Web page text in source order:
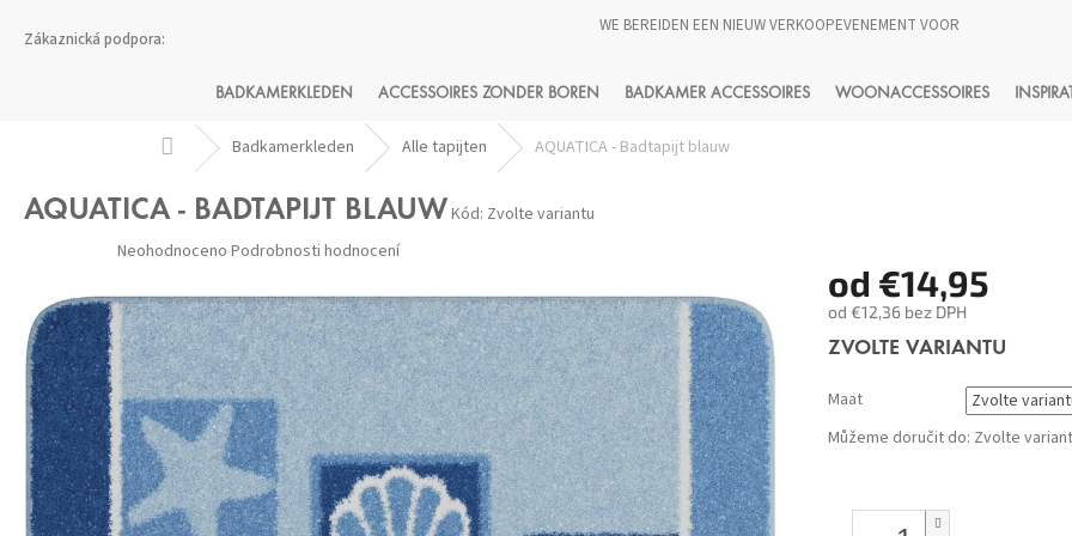
WE BEREIDEN EEN NIEUW VERKOOPEVENEMENT VOOR
BADKAMERKLEDEN ACCESSOIRES ZONDER BOREN BADKAMER ACCESSOIRES WOONACCESSOIRES
Domů Badkamerkleden Alle tapijten AQUATICA - Badtapijt blauw
AQUATICA - BADTAPIJT BLAUW Kód: Zvolte variantu
Průměrné
hodnocení
je
0,0
z 5
hvězdiček.
Neohodnoceno Podrobnosti hodnocení
od €14,95
od €12,36 bez DPH
Měrná
ZVOLTE VARIANTU
Maat
Můžeme doručit do: Zvolte